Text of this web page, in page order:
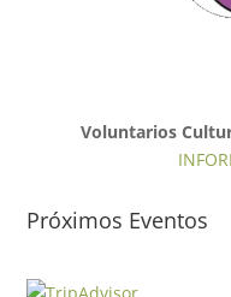
Voluntarios
Próximos Eventos